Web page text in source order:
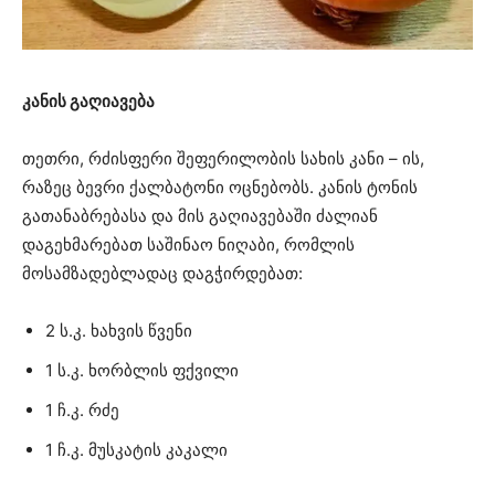
კანის გაღიავება
თეთრი, რძისფერი შეფერილობის სახის კანი – ის,
რაზეც ბევრი ქალბატონი ოცნებობს. კანის ტონის
გათანაბრებასა და მის გაღიავებაში ძალიან
დაგეხმარებათ საშინაო ნიღაბი, რომლის
მოსამზადებლადაც დაგჭირდებათ:
2 ს.კ. ხახვის წვენი
1 ს.კ. ხორბლის ფქვილი
1 ჩ.კ. რძე
1 ჩ.კ. მუსკატის კაკალი